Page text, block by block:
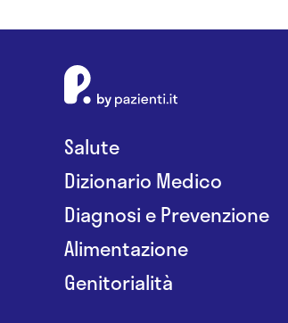
Salute
Dizionario Medico
Diagnosi e Prevenzione
Alimentazione
Genitorialità